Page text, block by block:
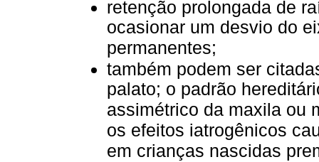
retenção prolongada de
ocasionar um desvio do
permanentes;
também podem ser
palato; o padrão
assimétrico da maxila ou
os efeitos iatrogênicos
em crianças nascidas